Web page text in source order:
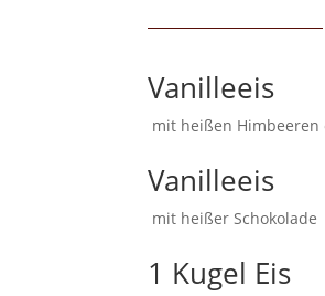
Vanilleeis
mit heißen
Vanilleeis
mit heißer
1 Kugel Eis